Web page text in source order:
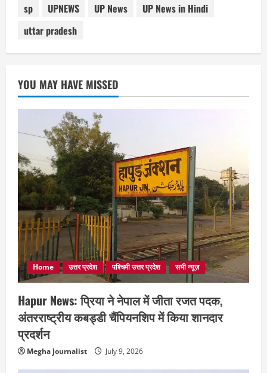
sp
UPNEWS UP News
UP News in Hindi
uttar pradesh
YOU MAY HAVE MISSED
Home उत्तर प्रदेश पश्चिमी उत्तर प्रदेश सभी न्यूज़
Hapur News: प्रिया ने नेपाल में जीता रजत पदक,
अंतरराष्ट्रीय कबड्डी चैंपियनशिप में किया शानदार
प्रदर्शन
Megha Journalist July 9, 2026